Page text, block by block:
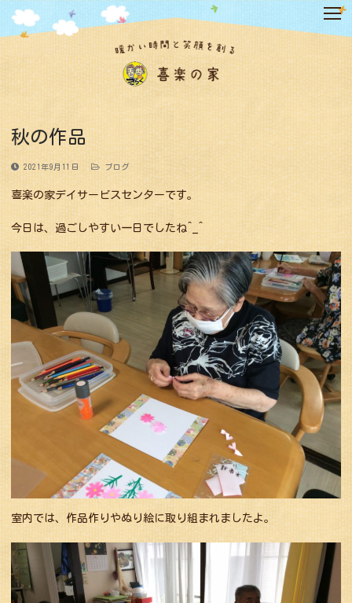
テ
ン
ツ
へ
キ
ッ
プ
秋の作品
2021年9月11日 ブログ
喜楽の家デイサービスセンターです。
今日は、過ごしやすい一日でしたね^_^
室内では、作品作りやぬり絵に取り組まれましたよ。